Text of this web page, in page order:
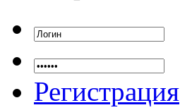
Регистрация